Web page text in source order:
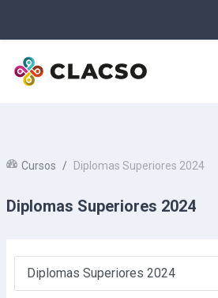
Cursos Diplomas Superiores 2024
Diplomas Superiores 2024
Categorías